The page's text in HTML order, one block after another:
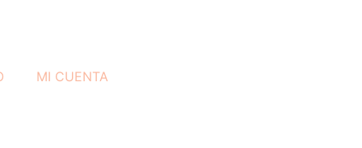
MI CUENTA